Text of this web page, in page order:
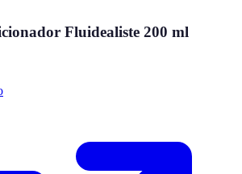
Fluidealiste 200 ml